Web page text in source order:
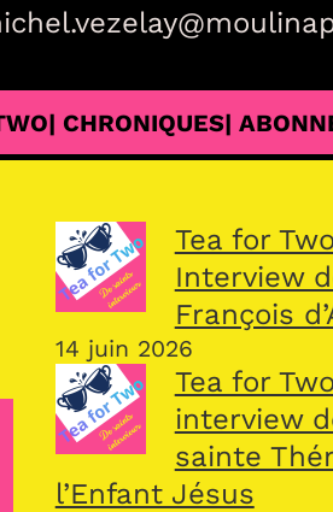
| CHRONIQUES|
Tea for
Interview
François
14 juin 2026
Tea for
interview
sainte
l’Enfant Jésus